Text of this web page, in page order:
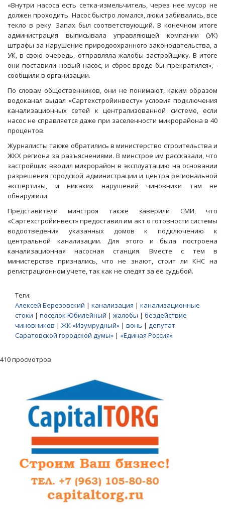
«Внутри насоса есть сетка-измельчитель, через нее мусор не
должен проходить. Насос быстро ломался, люки забивались, все
текло в реку. Запах был соответствующий. В конечном итоге
администрация выписывала управляющей компании (УК)
штрафы за нарушение природоохранного законодательства, а
УК, в свою очередь, отправляла жалобы застройщику. В итоге
они поставили новый насос, и сброс вроде бы прекратился», -
сообщили в организации.
По словам общественников, они не понимают, каким образом
водоканал выдал «Сартехстройинвесту» условия подключения
канализационных сетей к централизованной системе, если
насос не справляется даже при заселенности микрорайона в 40
процентов.
Журналисты также обратились в министерство строительства и
ЖКХ региона за разъяснениями. В минстрое им рассказали, что
застройщик вводил микрорайон в эксплуатацию на основании
разрешения городской администрации и центра региональной
экспертизы, и никаких нарушений чиновники там не
обнаружили.
Представители минстроя также заверили СМИ, что
«Сартехстройинвест» предоставил им акт о готовности системы
водоотведения указанных домов к подключению к
центральной канализации. Для этого и была построена
канализационная насосная станция. Вместе с тем в
министерстве признались, что не знают, стоит ли КНС на
регистрационном учете, так как не следят за ее судьбой.
Теги:
Алексей Березовский | канализация | канализационные
стоки | поселок Юбилейный | жалобы | бездействие
чиновников | ЖК «Изумрудный» | вонь | депутат
Саратовской городской думы» | «Единая Россия»
410 просмотров